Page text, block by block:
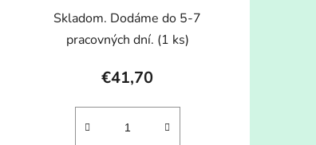
o
Skladom. Dodáme do 5-7
pracovných dní. (1 ks)
€41,70